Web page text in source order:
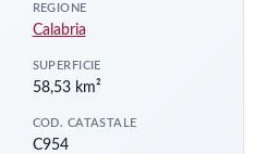
REGIONE
Calabria
SUPERFICIE
58,53 km²
COD. CATASTALE
C954